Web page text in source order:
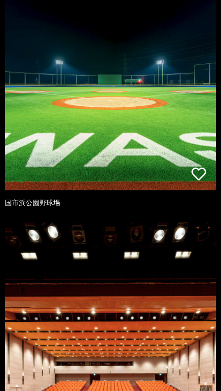
国市浜公園野球場